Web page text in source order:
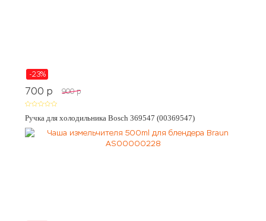
-23%
700 p 900 p
Ручка для холодильника Bosch 369547 (00369547)